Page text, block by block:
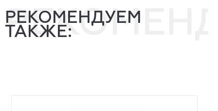
РЕКОМЕНДУЕМ
ТАКЖЕ: